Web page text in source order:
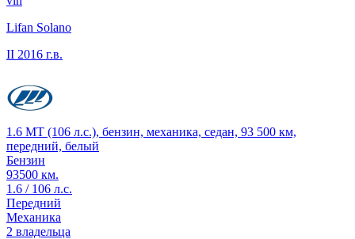
Lifan Solano
II 2016 г.в.
1.6 MT (106 л.с.), бензин, механика, седан, 93 500 км,
передний, белый
Бензин
93500 км.
1.6 / 106 л.с.
Передний
Механика
2 владельца